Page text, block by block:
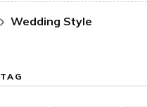
Wedding Style
TAG